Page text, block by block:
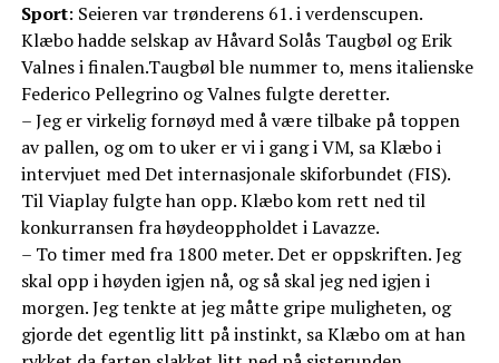
Sport: Seieren var trønderens 61. i verdenscupen.
Klæbo hadde selskap av Håvard Solås Taugbøl og Erik
Valnes i finalen.Taugbøl ble nummer to, mens italienske
Federico Pellegrino og Valnes fulgte deretter.
– Jeg er virkelig fornøyd med å være tilbake på toppen
av pallen, og om to uker er vi i gang i VM, sa Klæbo i
intervjuet med Det internasjonale skiforbundet (FIS).
Til Viaplay fulgte han opp. Klæbo kom rett ned til
konkurransen fra høydeoppholdet i Lavazze.
– To timer med fra 1800 meter. Det er oppskriften. Jeg
skal opp i høyden igjen nå, og så skal jeg ned igjen i
morgen. Jeg tenkte at jeg måtte gripe muligheten, og
gjorde det egentlig litt på instinkt, sa Klæbo om at han